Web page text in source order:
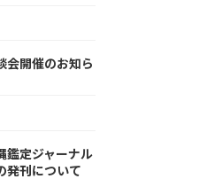
会開催のお知ら
鑑定ジャーナル
発刊について